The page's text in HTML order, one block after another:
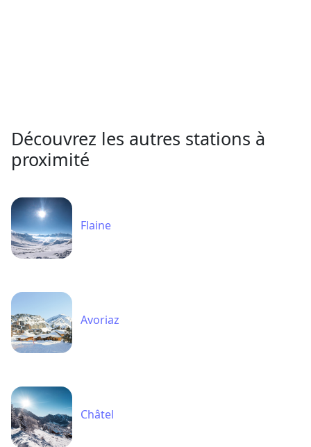
Découvrez les autres stations à
proximité
Flaine
Avoriaz
Châtel